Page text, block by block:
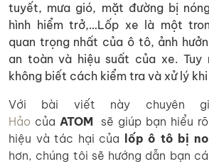
tuyết, mưa gió, mặt đường bị
hình hiểm trở,…Lốp xe là một
quan trọng nhất của ô tô, ảnh
an toàn và hiệu suất của xe. Tuy
không biết cách kiểm tra và xử lý
Với bài viết này chuyên
Hảo của ATOMsẽ giúp bạn hiểu rõ
hiệu và tác hại của
lốp ô tô bị
hơn, chúng tôi sẽ hướng dẫn bạn